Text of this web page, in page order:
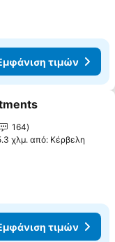
τιμών
στα αγαπημένα
164
χλμ. από: Κέρβελη
τιμών